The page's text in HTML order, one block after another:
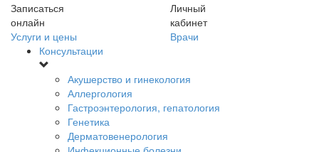
Записаться
онлайн
Личный
кабинет
Услуги и цены
Врачи
Консультации
Акушерство и гинекология
Аллергология
Гастроэнтерология, гепатология
Генетика
Дерматовенерология